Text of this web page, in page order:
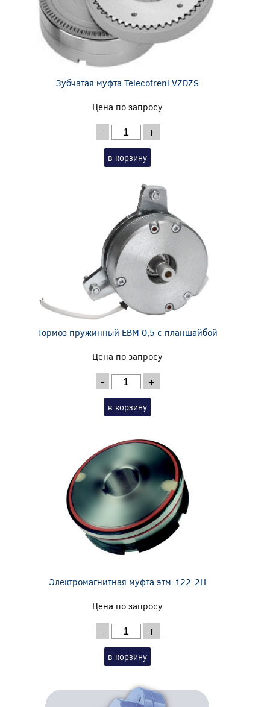
Зубчатая муфта Telecofreni VZDZS
Цена по запросу
- +
в корзину
Тормоз пружинный EBM 0,5 с планшайбой
Цена по запросу
- +
в корзину
Электромагнитная муфта этм-122-2Н
Цена по запросу
- +
в корзину